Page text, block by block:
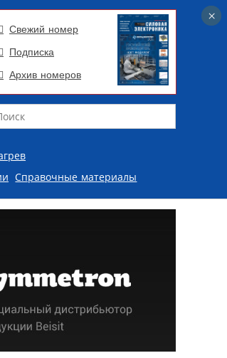
Свежий номер
Подписка
Архив номеров
Справочные материалы
×
×